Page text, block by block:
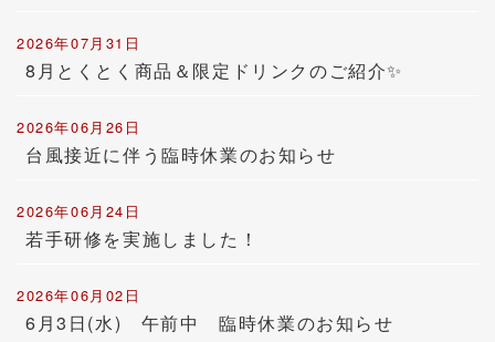
2026年07月31日
8月とくとく商品＆限定ドリンクのご紹介✨
2026年06月26日
台風接近に伴う臨時休業のお知らせ
2026年06月24日
若手研修を実施しました！
2026年06月02日
6月3日(水) 午前中 臨時休業のお知らせ